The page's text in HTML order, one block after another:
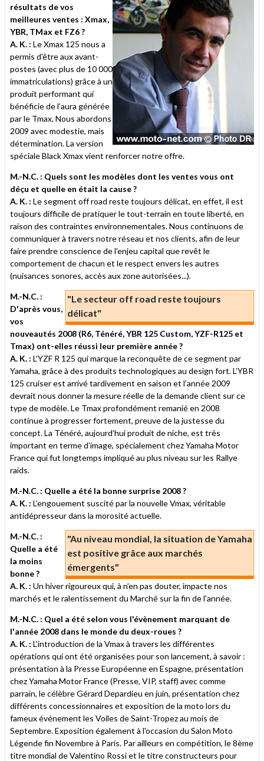
résultats de vos
meilleures ventes : Xmax,
YBR, TMax et FZ6 ?
A. K. : Le Xmax 125 nous a
permis d'être aux avant-
postes (avec plus de 10 000
immatriculations) grâce à un
produit performant qui
bénéficie de l’aura générée
par le Tmax. Nous abordons
2009 avec modestie, mais
détermination. La version
spéciale Black Xmax vient renforcer notre offre.
M.-N.C. : Quels sont les modèles dont les ventes vous ont
déçu et quelle en était la cause ?
A. K. : Le segment off road reste toujours délicat, en effet, il est
toujours difficile de pratiquer le tout-terrain en toute liberté, en
raison des contraintes environnementales. Nous continuons de
communiquer à travers notre réseau et nos clients, afin de leur
faire prendre conscience de l'enjeu capital que revêt le
comportement de chacun et le respect envers les autres
(nuisances sonores, accès aux zone autorisées...).
"Le secteur off road reste toujours
délicat"
M.-N.C. :
D'après vous,
vos
nouveautés 2008 (R6, Ténéré, YBR 125 Custom, YZF-R125 et
Tmax) ont-elles réussi leur première année ?
A. K. : L'YZF R 125 qui marque la reconquête de ce segment par
Yamaha, grâce à des produits technologiques au design fort. L’YBR
125 cruiser est arrivé tardivement en saison et l’année 2009
devrait nous donner la mesure réelle de la demande client sur ce
type de modèle. Le Tmax profondément remanié en 2008
continue à progresser fortement, preuve de la justesse du
concept. La Ténéré, aujourd’hui produit de niche, est très
important en terme d’image, spécialement chez Yamaha Motor
France qui fut longtemps impliqué au plus niveau sur les Rallye
raids.
M.-N.C. : Quelle a été la bonne surprise 2008 ?
A. K. : L’engouement suscité par la nouvelle Vmax, véritable
antidépresseur dans la morosité actuelle.
"Au niveau mondial, la situation de Yamaha
est positive grâce aux marchés
émergents"
M.-N.C. :
Quelle a été
la moins
bonne ?
A. K. : Un hiver rigoureux qui, à n’en pas douter, impacte nos
marchés et le ralentissement du Marché sur la fin de l'année.
M.-N.C. : Quel a été selon vous l'évènement marquant de
l'année 2008 dans le monde du deux-roues ?
A. K. : L’introduction de la Vmax à travers les différentes
opérations qui ont été organisées pour son lancement, à savoir :
présentation à la Presse Européenne en Espagne, présentation
chez Yamaha Motor France (Presse, VIP, staff) avec comme
parrain, le célèbre Gérard Depardieu en juin, présentation chez
différents concessionnaires et exposition de la moto lors du
fameux événement les Voiles de Saint-Tropez au mois de
Septembre. Exposition également à l'occasion du Salon Moto
Légende fin Novembre à Paris. Par ailleurs en compétition, le 8ème
titre mondial de Valentino Rossi et le titre constructeurs pour